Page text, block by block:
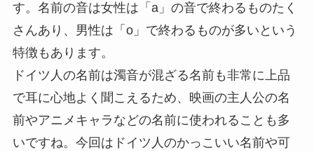
す。名前の音は女性は「a」の音で終わるものたく
さんあり、男性は「o」で終わるものが多いという
特徴もあります。
ドイツ人の名前は濁音が混ざる名前も非常に上品
で耳に心地よく聞こえるため、映画の主人公の名
前やアニメキャラなどの名前に使われることも多
いですね。今回はドイツ人のかっこいい名前や可